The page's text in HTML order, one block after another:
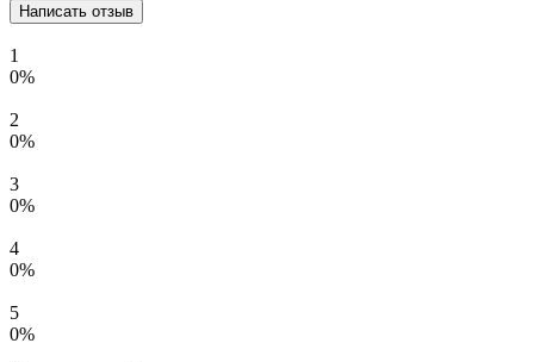
Написать отзыв
1
0%
2
0%
3
0%
4
0%
5
0%